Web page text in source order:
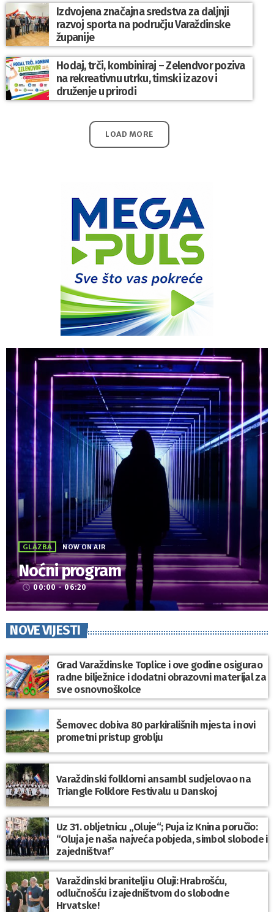
Izdvojena značajna sredstva za daljnji
razvoj sporta na području Varaždinske
županije
Hodaj, trči, kombiniraj – Zelendvor poziva
na rekreativnu utrku, timski izazov i
druženje u prirodi
LOAD MORE
GLAZBA NOW ON AIR
Noćni program
access_time 00:00 - 06:20
NOVE VIJESTI
Grad Varaždinske Toplice i ove godine osigurao
radne bilježnice i dodatni obrazovni materijal za
sve osnovnoškolce
Šemovec dobiva 80 parkirališnih mjesta i novi
prometni pristup groblju
Varaždinski folklorni ansambl sudjelovao na
Triangle Folklore Festivalu u Danskoj
Uz 31. obljetnicu „Oluje“; Puja iz Knina poručio:
“Oluja je naša najveća pobjeda, simbol slobode i
zajedništva!”
Varaždinski branitelji u Oluji: Hrabrošću,
odlučnošću i zajedništvom do slobodne
Hrvatske!